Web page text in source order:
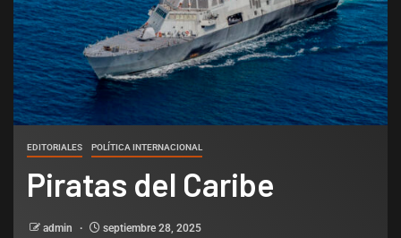
EDITORIALES POLÍTICA INTERNACIONAL
Piratas del Caribe
admin septiembre 28, 2025